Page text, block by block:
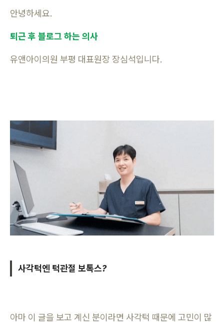
안녕하세요.
퇴근 후 블로그 하는 의사
유앤아이의원 부평 대표원장 장심석입니다.
사각턱엔 턱관절 보톡스?
아마 이 글을 보고 계신 분이라면 사각턱 때문에 고민이 많